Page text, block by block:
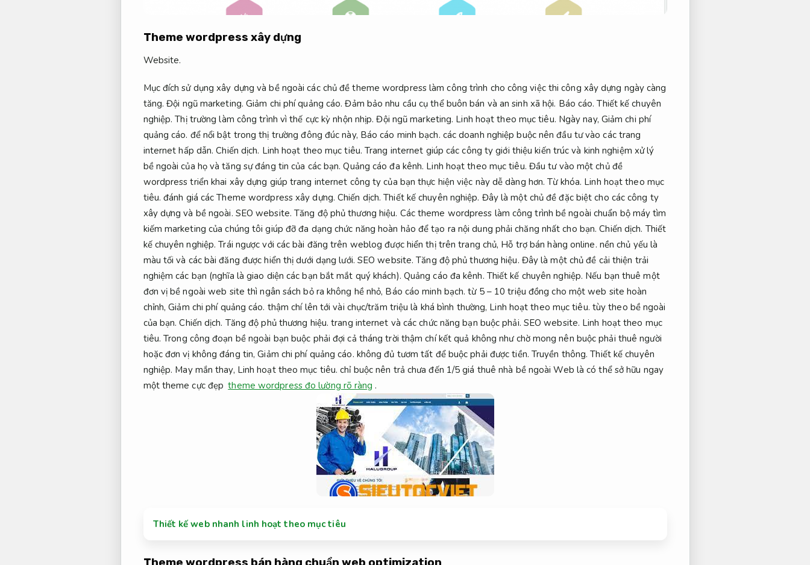
Theme wordpress xây dựng
Website.
Mục đích sử dụng xây dựng và bề ngoài các chủ đề theme wordpress làm công trình cho công việc thi công xây dựng ngày càng
tăng.Đội ngũ marketing. Giảm chi phí quảng cáo. Đảm bảo nhu cầu cụ thể buôn bán và an sinh xã hội. Báo cáo. Thiết kế chuyên
nghiệp. Thị trường làm công trình vì thế cực kỳ nhộn nhịp.Đội ngũ marketing. Linh hoạt theo mục tiêu. Ngày nay, Giảm chi phí
quảng cáo. để nổi bật trong thị trường đông đúc này, Báo cáo minh bạch. các doanh nghiệp buộc nên đầu tư vào các trang
internet hấp dẫn.Chiến dịch. Linh hoạt theo mục tiêu. Trang internet giúp các công ty giới thiệu kiến ​​trúc và kinh nghiệm xử lý
bề ngoài của họ và tăng sự đáng tin của các bạn.Quảng cáo đa kênh. Linh hoạt theo mục tiêu. Đầu tư vào một chủ đề
wordpress triển khai xây dựng giúp trang internet công ty của bạn thực hiện việc này dễ dàng hơn.Từ khóa. Linh hoạt theo mục
tiêu. đánh giá các Theme wordpress xây dựng.Chiến dịch. Thiết kế chuyên nghiệp. Đây là một chủ đề đặc biệt cho các công ty
xây dựng và bề ngoài. SEO website. Tăng độ phủ thương hiệu. Các theme wordpress làm công trình bề ngoài chuẩn bộ máy tìm
kiếm marketing của chúng tôi giúp đỡ đa dạng chức năng hoàn hảo để tạo ra nội dung phải chăng nhất cho bạn.Chiến dịch. Thiết
kế chuyên nghiệp. Trái ngược với các bài đăng trên weblog được hiển thị trên trang chủ, Hỗ trợ bán hàng online. nền chủ yếu là
màu tối và các bài đăng được hiển thị dưới dạng lưới. SEO website. Tăng độ phủ thương hiệu. Đây là một chủ đề cải thiện trải
nghiệm các bạn (nghĩa là giao diện các bạn bắt mắt quý khách). Quảng cáo đa kênh. Thiết kế chuyên nghiệp. Nếu bạn thuê một
đơn vị bề ngoài web site thì ngân sách bỏ ra không hề nhỏ, Báo cáo minh bạch. từ 5 – 10 triệu đồng cho một web site hoàn
chỉnh,Giảm chi phí quảng cáo. thậm chí lên tới vài chục/trăm triệu là khá bình thường, Linh hoạt theo mục tiêu. tùy theo bề ngoài
của bạn.Chiến dịch. Tăng độ phủ thương hiệu. trang internet và các chức năng bạn buộc phải. SEO website. Linh hoạt theo mục
tiêu. Trong công đoạn bề ngoài bạn buộc phải đợi cả tháng trời thậm chí kết quả không như chờ mong nên buộc phải thuê người
hoặc đơn vị không đáng tin,Giảm chi phí quảng cáo. không đủ tươm tất để buộc phải được tiền. Truyền thông. Thiết kế chuyên
nghiệp. May mắn thay, Linh hoạt theo mục tiêu. chỉ buộc nên trả chưa đến 1/5 giá thuê nhà bề ngoài Web là có thể sở hữu ngay
một theme cực đẹp theme wordpress đo lường rõ ràng .
Thiết kế web nhanh linh hoạt theo mục tiêu
Theme wordpress bán hàng chuẩn web optimization